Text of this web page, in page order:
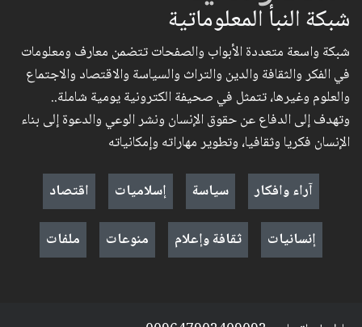
شبكة النبأ المعلوماتية
شبكة واسعة متعددة الأبواب والصفحات تتضمن معارف ومعلومات
في الفكر والثقافة والدين والتراث والسياسة والاقتصاد والاجتماع
والعلوم وغيرها، تتمثل في صحيفة الكترونية يومية شاملة..
وتهدف إلى الدفاع عن حقوق الإنسان ونشر الوعي والدعوة إلى بناء
الإنسان فكريا وثقافيا، وتطوير مهاراته وإمكانياته
آراء وافكار
سياسة إسلاميات
اقتصاد
إنسانيات
ثقافة وإعلام منوعات ملفات